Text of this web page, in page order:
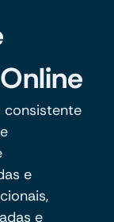
consistente
e
e